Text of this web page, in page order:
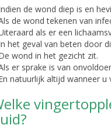
de wond diep is en
de wond tekenen van
als er een
het geval van beten door
wond in het gezicht zit.
er sprake is van
natuurlijk altijd wanneer